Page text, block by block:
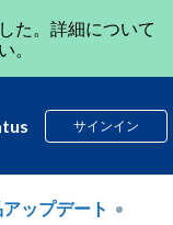
た。詳細について
。
サインイン
ップデート